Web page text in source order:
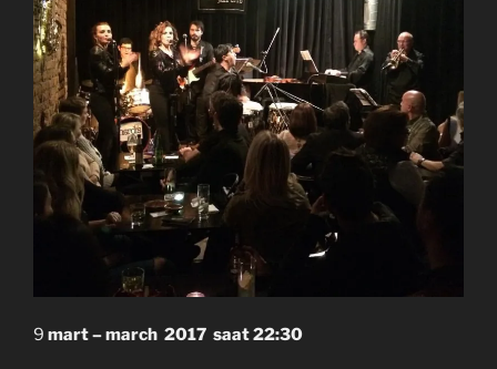
9 mart – march 2017 saat 22:30